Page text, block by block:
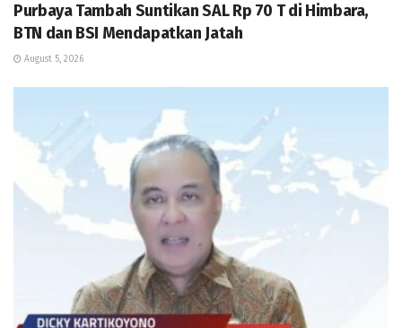
Purbaya Tambah Suntikan SAL Rp 70 T di Himbara,
BTN dan BSI Mendapatkan Jatah
August 5, 2026